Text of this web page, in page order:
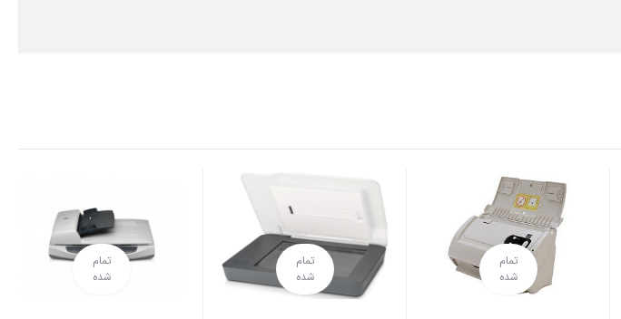
تمام
شده
تمام
شده
تمام
شده